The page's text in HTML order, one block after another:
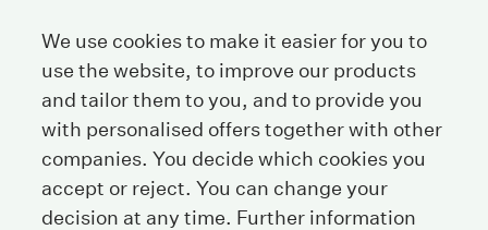
8002 Zurich
Switzerland
Tel
+41 44 208 25 25
Fax
+41 44 208 25 26
E-Mail
info@streichenberg.ch
We use cookies to make it easier for you to
use the website, to improve our products
and tailor them to you, and to provide you
with personalised offers together with other
companies. You decide which cookies you
accept or reject. You can change your
decision at any time. Further information